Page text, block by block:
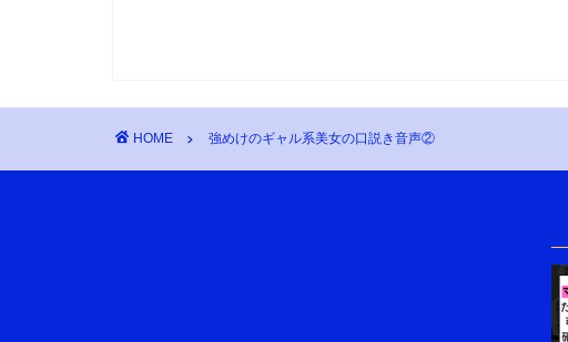
HOME 強めけのギャル系美女の口説き音声②